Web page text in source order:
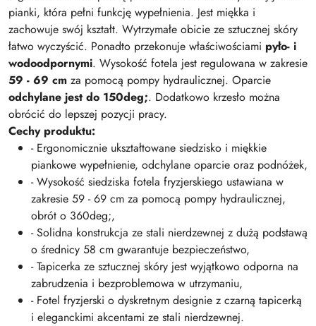
pianki, która pełni funkcję wypełnienia. Jest miękka i
zachowuje swój kształt. Wytrzymałe obicie ze sztucznej skóry
łatwo wyczyścić. Ponadto przekonuje właściwościami pyło- i
wodoodpornymi. Wysokość fotela jest regulowana w zakresie
59 - 69 cm za pomocą pompy hydraulicznej. Oparcie
odchylane jest do 150deg;. Dodatkowo krzesło można
obrócić do lepszej pozycji pracy.
Cechy produktu:
- Ergonomicznie ukształtowane siedzisko i miękkie
piankowe wypełnienie, odchylane oparcie oraz podnóżek,
- Wysokość siedziska fotela fryzjerskiego ustawiana w
zakresie 59 - 69 cm za pomocą pompy hydraulicznej,
obrót o 360deg;,
- Solidna konstrukcja ze stali nierdzewnej z dużą podstawą
o średnicy 58 cm gwarantuje bezpieczeństwo,
- Tapicerka ze sztucznej skóry jest wyjątkowo odporna na
zabrudzenia i bezproblemowa w utrzymaniu,
- Fotel fryzjerski o dyskretnym designie z czarną tapicerką
i eleganckimi akcentami ze stali nierdzewnej.